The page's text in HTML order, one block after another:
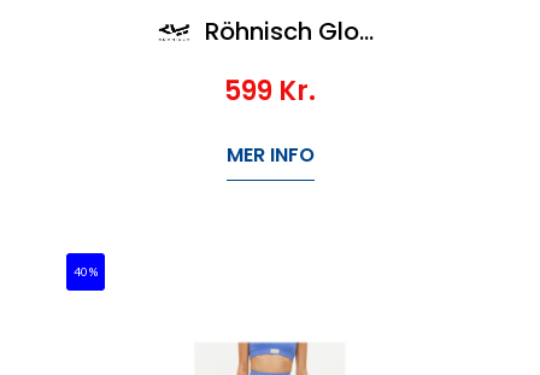
Röhnisch Glow Running Vest
599 Kr.
MER INFO
40%